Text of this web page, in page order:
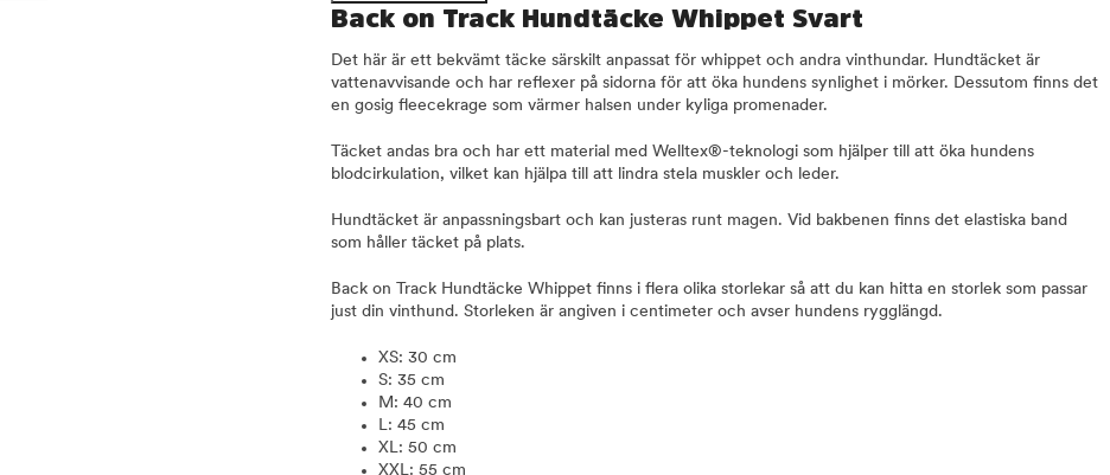
Back on Track Hundtäcke Whippet Svart
Det här är ett bekvämt täcke särskilt anpassat för whippet och andra vinthundar. Hundtäcket är
vattenavvisande och har reflexer på sidorna för att öka hundens synlighet i mörker. Dessutom finns det
en gosig fleecekrage som värmer halsen under kyliga promenader.
Täcket andas bra och har ett material med Welltex®-teknologi som hjälper till att öka hundens
blodcirkulation, vilket kan hjälpa till att lindra stela muskler och leder.
Hundtäcket är anpassningsbart och kan justeras runt magen. Vid bakbenen finns det elastiska band
som håller täcket på plats.
Back on Track Hundtäcke Whippet finns i flera olika storlekar så att du kan hitta en storlek som passar
just din vinthund. Storleken är angiven i centimeter och avser hundens rygglängd.
XS: 30 cm
S: 35 cm
M: 40 cm
L: 45 cm
XL: 50 cm
XXL: 55 cm